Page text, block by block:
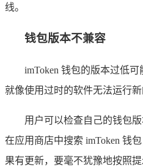
线。
钱包版本不兼容
imToken 钱包的版本过低
就像使用过时的软件无法运行新
用户可以检查自己的钱包
在应用商店中搜索 imToken 钱
果有更新，要毫不犹豫地按照